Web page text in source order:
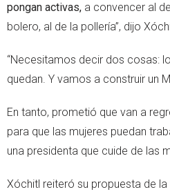
pongan activas, a convencer al
bolero, al de la pollería”, dijo
“Necesitamos decir dos cosas:
quedan. Y vamos a construir un
En tanto, prometió que van a
para que las mujeres puedan
una presidenta que cuide de las
Xóchitl reiteró su propuesta de la